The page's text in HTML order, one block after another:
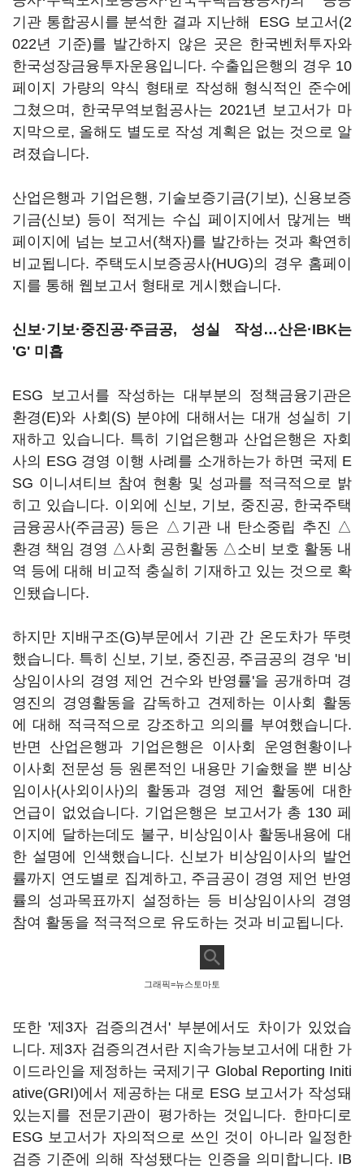
기관 통합공시를 분석한 결과 지난해 ESG 보고서(2
022년 기준)를 발간하지 않은 곳은 한국벤처투자와
한국성장금융투자운용입니다. 수출입은행의 경우 10
페이지 가량의 약식 형태로 작성해 형식적인 준수에
그쳤으며, 한국무역보험공사는 2021년 보고서가 마
지막으로, 올해도 별도로 작성 계획은 없는 것으로 알
려졌습니다.
산업은행과 기업은행, 기술보증기금(기보), 신용보증
기금(신보) 등이 적게는 수십 페이지에서 많게는 백
페이지에 넘는 보고서(책자)를 발간하는 것과 확연히
비교됩니다. 주택도시보증공사(HUG)의 경우 홈페이
지를 통해 웹보고서 형태로 게시했습니다.
신보·기보·중진공·주금공, 성실 작성…산은·IBK는
'G' 미흡
ESG 보고서를 작성하는 대부분의 정책금융기관은
환경(E)와 사회(S) 분야에 대해서는 대개 성실히 기
재하고 있습니다. 특히 기업은행과 산업은행은 자회
사의 ESG 경영 이행 사례를 소개하는가 하면 국제 E
SG 이니셔티브 참여 현황 및 성과를 적극적으로 밝
히고 있습니다. 이외에 신보, 기보, 중진공, 한국주택
금융공사(주금공) 등은 △기관 내 탄소중립 추진 △
환경 책임 경영 △사회 공헌활동 △소비 보호 활동 내
역 등에 대해 비교적 충실히 기재하고 있는 것으로 확
인됐습니다.
하지만 지배구조(G)부문에서 기관 간 온도차가 뚜렷
했습니다. 특히 신보, 기보, 중진공, 주금공의 경우 '비
상임이사의 경영 제언 건수와 반영률'을 공개하며 경
영진의 경영활동을 감독하고 견제하는 이사회 활동
에 대해 적극적으로 강조하고 의의를 부여했습니다.
반면 산업은행과 기업은행은 이사회 운영현황이나
이사회 전문성 등 원론적인 내용만 기술했을 뿐 비상
임이사(사외이사)의 활동과 경영 제언 활동에 대한
언급이 없었습니다. 기업은행은 보고서가 총 130 페
이지에 달하는데도 불구, 비상임이사 활동내용에 대
한 설명에 인색했습니다. 신보가 비상임이사의 발언
률까지 연도별로 집계하고, 주금공이 경영 제언 반영
률의 성과목표까지 설정하는 등 비상임이사의 경영
참여 활동을 적극적으로 유도하는 것과 비교됩니다.
그래픽=뉴스토마토
또한 '제3자 검증의견서' 부분에서도 차이가 있었습
니다. 제3자 검증의견서란 지속가능보고서에 대한 가
이드라인을 제정하는 국제기구 Global Reporting Initi
ative(GRI)에서 제공하는 대로 ESG 보고서가 작성돼
있는지를 전문기관이 평가하는 것입니다. 한마디로
ESG 보고서가 자의적으로 쓰인 것이 아니라 일정한
검증 기준에 의해 작성됐다는 인증을 의미합니다. IB